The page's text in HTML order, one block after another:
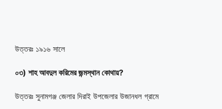
উত্তরঃ ১৯১৬ সালে
০৩) শাহ আবদুল করিমের জন্মস্থান কোথায়?
উত্তরঃ সুনামগঞ্জ জেলার দিরাই উপজেলার উজানধল গ্রামে